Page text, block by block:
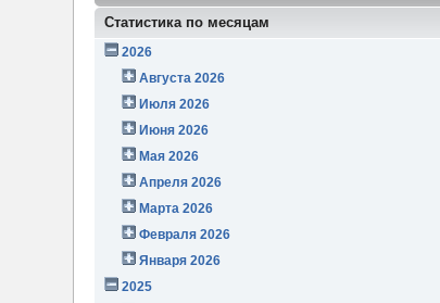
Статистика по месяцам
2026
Августа 2026
Июля 2026
Июня 2026
Мая 2026
Апреля 2026
Марта 2026
Февраля 2026
Января 2026
2025